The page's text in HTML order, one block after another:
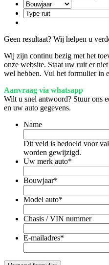
Geen resultaat? Wij helpen u
Wij zijn continu bezig met het
onze website. Staat uw ruit er
wel hebben. Vul het formulier in
Aanvraag via whatsapp
Wilt u snel antwoord? Stuur ons
en uw auto gegevens.
Name
Dit veld is bedoeld voor
worden gewijzigd.
Uw merk auto*
Bouwjaar*
Model auto*
Chasis / VIN nummer
E-mailadres*